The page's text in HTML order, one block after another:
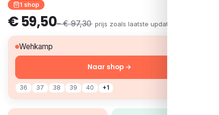
1 shop
€ 59,50– € 97,30· prijs zoals laatste update
Wehkamp
36 37 38 39 40 +1
Naar shop →